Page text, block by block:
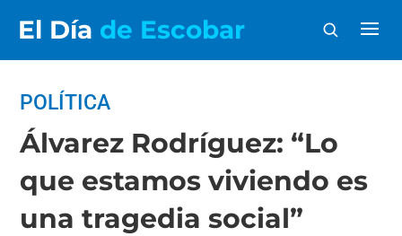
El Día de Escobar
POLÍTICA
Álvarez Rodríguez: “Lo
que estamos viviendo es
una tragedia social”